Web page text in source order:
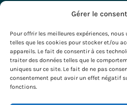
Gérer le
Pour offrir les meilleures expériences,
telles que les cookies pour stocker et/ou
appareils. Le fait de consentir à ces
traiter des données telles que le
uniques sur ce site. Le fait de ne pas
consentement peut avoir un effet négatif
fonctions.